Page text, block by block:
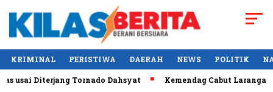
KRIMINAL PERISTIWA DAERAH NEWS POLITIK
usai Diterjang Tornado Dahsyat Kemendag Cabut Larangan